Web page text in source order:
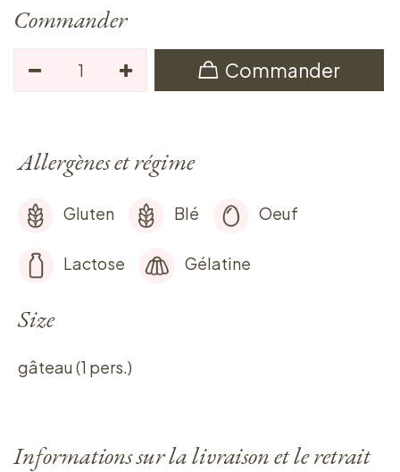
Commander
Commander
Allergènes et régime
Gluten Blé Oeuf
Lactose Gélatine
Size
gâteau (1 pers.)
Informations sur la livraison et le retrait